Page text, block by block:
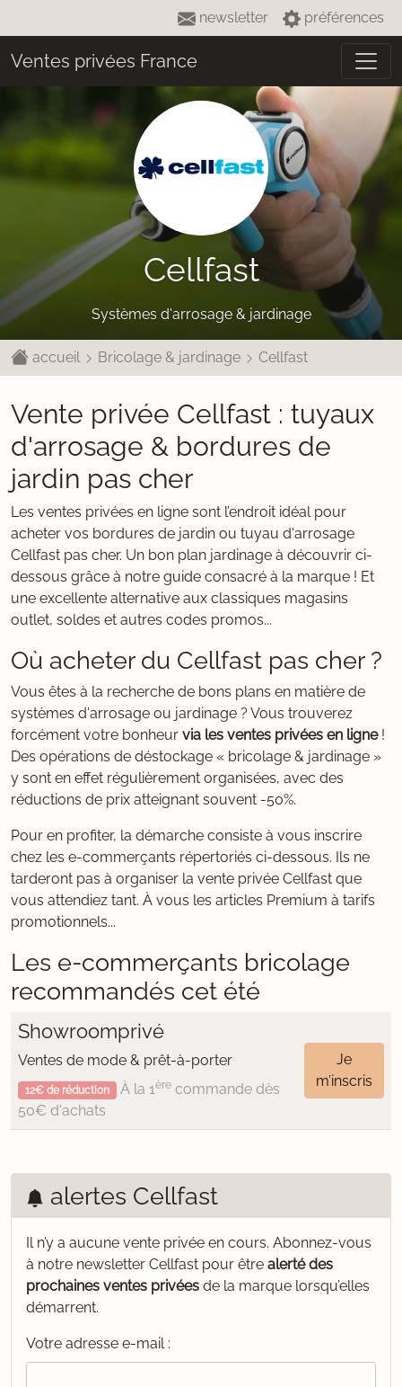
newsletter préférences
Ventes privées France
Cellfast
Systèmes d'arrosage & jardinage
accueil Bricolage & jardinage Cellfast
Vente privée Cellfast : tuyaux
d'arrosage & bordures de
jardin pas cher
Les ventes privées en ligne sont l’endroit idéal pour
acheter vos bordures de jardin ou tuyau d'arrosage
Cellfast pas cher. Un bon plan jardinage à découvrir ci-
dessous grâce à notre guide consacré à la marque ! Et
une excellente alternative aux classiques magasins
outlet, soldes et autres codes promos...
Où acheter du Cellfast pas cher ?
Vous êtes à la recherche de bons plans en matière de
systèmes d'arrosage ou jardinage ? Vous trouverez
forcément votre bonheur via les ventes privées en ligne!
Des opérations de déstockage « bricolage & jardinage »
y sont en effet régulièrement organisées, avec des
réductions de prix atteignant souvent -50%.
Pour en profiter, la démarche consiste à vous inscrire
chez les e-commerçants répertoriés ci-dessous. Ils ne
tarderont pas à organiser la vente privée Cellfast que
vous attendiez tant. À vous les articles Premium à tarifs
promotionnels...
Les e-commerçants bricolage
recommandés cet été
Showroomprivé
Ventes de mode & prêt-à-porter
12€ de réduction À la 1èrecommande dès
50€ d'achats
Je
m’inscris
alertes Cellfast
Il n’y a aucune vente privée en cours. Abonnez-vous
à notre newsletter Cellfast pour être alerté des
prochaines ventes privées de la marque lorsqu’elles
démarrent.
Votre adresse e-mail :